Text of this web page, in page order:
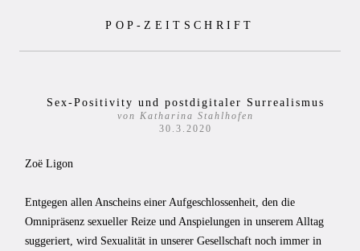
POP-ZEITSCHRIFT
Sex-Positivity und postdigitaler Surrealismus
von Katharina Stahlhofen
30.3.2020
Zoë Ligon
Entgegen allen Anscheins einer Aufgeschlossenheit, den die
Omnipräsenz sexueller Reize und Anspielungen in unserem Alltag
suggeriert, wird Sexualität in unserer Gesellschaft noch immer in